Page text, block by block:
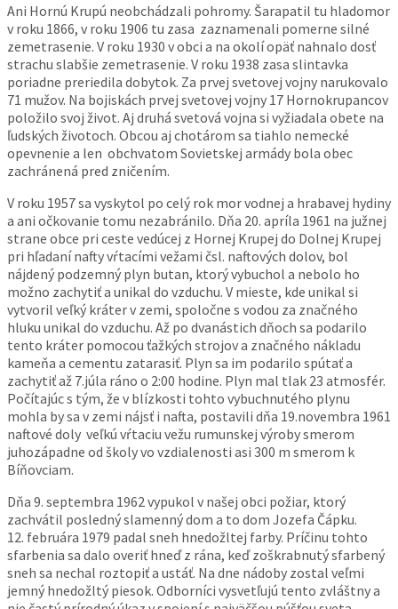
Ani Hornú Krupú neobchádzali pohromy. Šarapatil tu hladomor
v roku 1866, v roku 1906 tu zasa zaznamenali pomerne silné
zemetrasenie. V roku 1930 v obci a na okolí opäť nahnalo dosť
strachu slabšie zemetrasenie. V roku 1938 zasa slintavka
poriadne preriedila dobytok. Za prvej svetovej vojny narukovalo
71 mužov. Na bojiskách prvej svetovej vojny 17 Hornokrupancov
položilo svoj život. Aj druhá svetová vojna si vyžiadala obete na
ľudských životoch. Obcou aj chotárom sa tiahlo nemecké
opevnenie a len obchvatom Sovietskej armády bola obec
zachránená pred zničením.
V roku 1957 sa vyskytol po celý rok mor vodnej a hrabavej hydiny
a ani očkovanie tomu nezabránilo. Dňa 20. apríla 1961 na južnej
strane obce pri ceste vedúcej z Hornej Krupej do Dolnej Krupej
pri hľadaní nafty vŕtacími vežami čsl. naftových dolov, bol
nájdený podzemný plyn butan, ktorý vybuchol a nebolo ho
možno zachytiť a unikal do vzduchu. V mieste, kde unikal si
vytvoril veľký kráter v zemi, spoločne s vodou za značného
hluku unikal do vzduchu. Až po dvanástich dňoch sa podarilo
tento kráter pomocou ťažkých strojov a značného nákladu
kameňa a cementu zatarasiť. Plyn sa im podarilo spútať a
zachytiť až 7.júla ráno o 2:00 hodine. Plyn mal tlak 23 atmosfér.
Počítajúc s tým, že v blízkosti tohto vybuchnutého plynu
mohla by sa v zemi nájsť i nafta, postavili dňa 19.novembra 1961
naftové doly veľkú vŕtaciu vežu rumunskej výroby smerom
juhozápadne od školy vo vzdialenosti asi 300 m smerom k
Bíňovciam.
Dňa 9. septembra 1962 vypukol v našej obci požiar, ktorý
zachvátil posledný slamenný dom a to dom Jozefa Čápku.
12. februára 1979 padal sneh hnedožltej farby. Príčinu tohto
sfarbenia sa dalo overiť hneď z rána, keď zoškrabnutý sfarbený
sneh sa nechal roztopiť a ustáť. Na dne nádoby zostal veľmi
jemný hnedožltý piesok. Odborníci vysvetľujú tento zvláštny a